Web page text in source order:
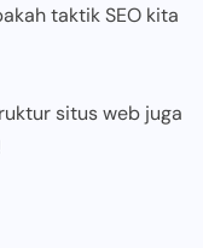
taktik SEO kita
situs web juga